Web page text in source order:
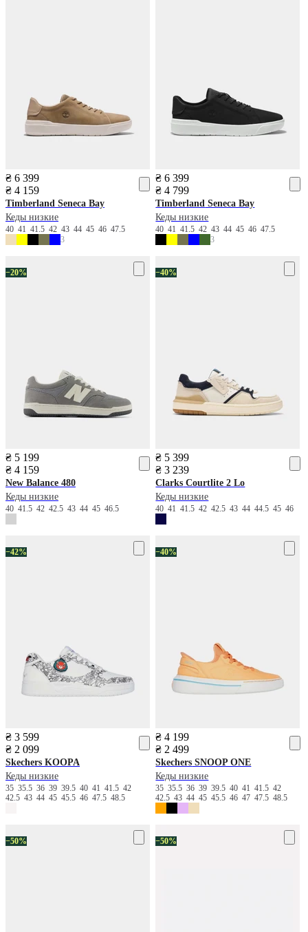
₴ 6 399
₴ 4 159
Timberland Seneca Bay
Кеды низкие
40 41 41.5 42 43 44 45 46 47.5
3
₴ 6 399
₴ 4 799
Timberland Seneca Bay
Кеды низкие
404141.5424344454647.5
3
−20%
₴ 5 199
₴ 4 159
New Balance 480
Кеды низкие
40 41.5 42 42.5 43 44 45 46.5
−40%
₴ 5 399
₴ 3 239
Clarks Courtlite 2 Lo
Кеды низкие
404141.54242.5434444.54546
−42%
₴ 3 599
₴ 2 099
Skechers KOOPA
Кеды низкие
35 35.5 36 39 39.5 40 41 41.5 42
42.5 43 44 45 45.5 46 47.5 48.5
−40%
₴ 4 199
₴ 2 499
Skechers SNOOP ONE
Кеды низкие
3535.5363939.5404141.542
42.543444545.5464747.548.5
−50% −50%